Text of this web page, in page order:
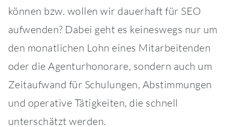
können bzw. wollen wir dauerhaft für SEO
aufwenden? Dabei geht es keineswegs nur um
den monatlichen Lohn eines Mitarbeitenden
oder die Agenturhonorare, sondern auch um
Zeitaufwand für Schulungen, Abstimmungen
und operative Tätigkeiten, die schnell
unterschätzt werden.